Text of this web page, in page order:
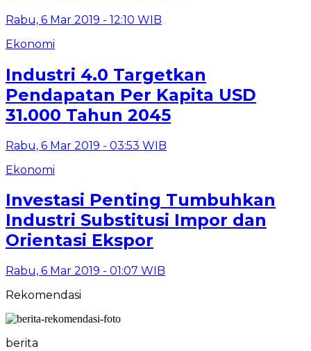
Rabu, 6 Mar 2019 - 12:10 WIB
Ekonomi
Industri 4.0 Targetkan
Pendapatan Per Kapita USD
31.000 Tahun 2045
Rabu, 6 Mar 2019 - 03:53 WIB
Ekonomi
Investasi Penting Tumbuhkan
Industri Substitusi Impor dan
Orientasi Ekspor
Rabu, 6 Mar 2019 - 01:07 WIB
Rekomendasi
berita